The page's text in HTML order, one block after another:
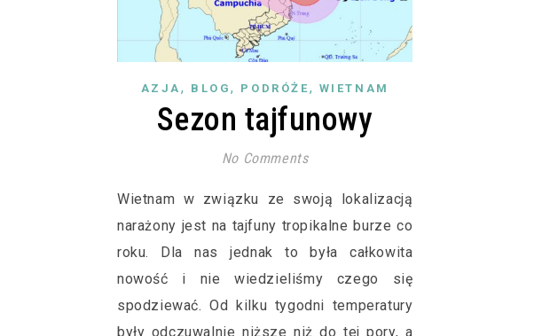
AZJA , BLOG, PODRÓŻE , WIETNAM
Sezon tajfunowy
No Comments
Wietnam w związku ze swoją lokalizacją
narażony jest na tajfuny tropikalne burze co
roku. Dla nas jednak to była całkowita
nowość i nie wiedzieliśmy czego się
spodziewać. Od kilku tygodni temperatury
były odczuwalnie niższe niż do tej pory, a